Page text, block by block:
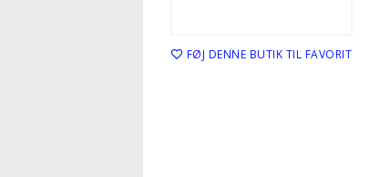
FØJ DENNE BUTIK TIL FAVORIT